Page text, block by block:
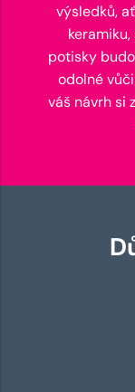
výsledků,
potisky
odolné
váš návrh si